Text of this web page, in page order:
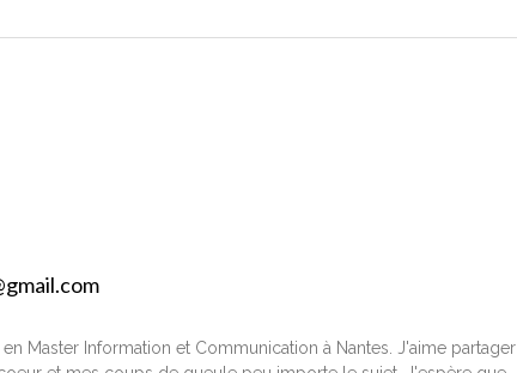
Master Information et Communication à Nantes. J'aime partager